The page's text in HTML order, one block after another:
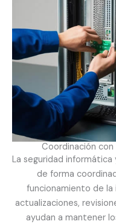
Coordinación
La seguridad
de forma
funcionamiento de
actualizaciones,
ayudan a mantener